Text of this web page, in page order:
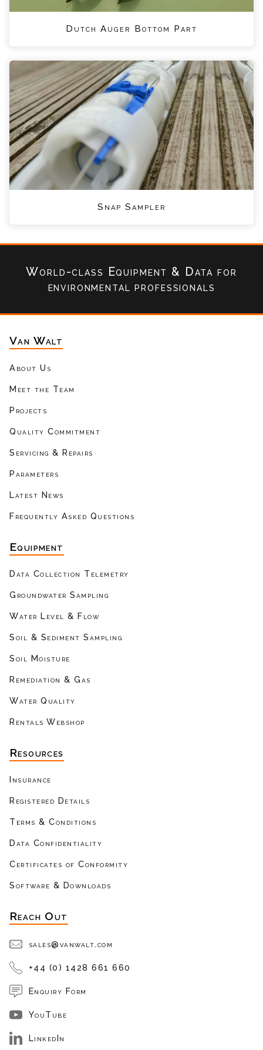
Dutch Auger Bottom Part
Snap Sampler
World-class Equipment & Datafor
environmental professionals
Van Walt
About Us
Meet the Team
Projects
Quality Commitment
Servicing & Repairs
Parameters
Latest News
Frequently Asked Questions
Equipment
Data Collection Telemetry
Groundwater Sampling
Water Level & Flow
Soil & Sediment Sampling
Soil Moisture
Remediation & Gas
Water Quality
Rentals Webshop
Resources
Insurance
Registered Details
Terms & Conditions
Data Confidentiality
Certificates of Conformity
Software & Downloads
Reach Out
sales@vanwalt.com
+44 (0) 1428 661 660
Enquiry Form
YouTube
LinkedIn